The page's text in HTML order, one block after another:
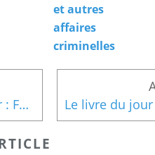
et autres
affaires
criminelles
Le livre jeunesse du jour : FARAH ADORE LES MANGUES